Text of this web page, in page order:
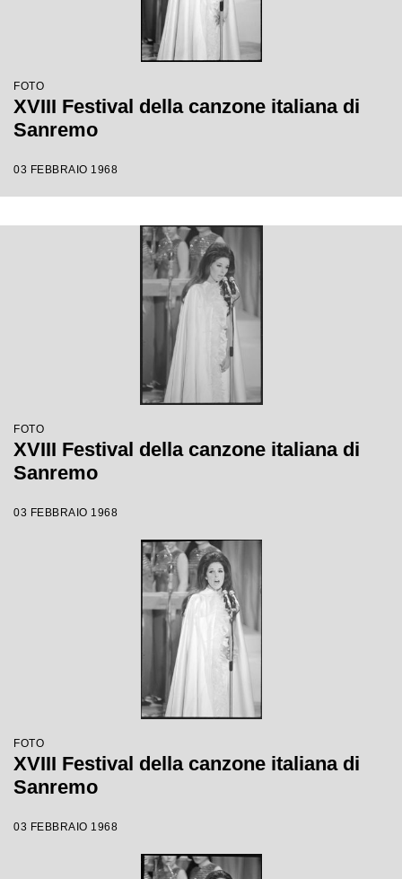
FOTO
XVIII Festival della canzone italiana di
Sanremo
03 FEBBRAIO 1968
FOTO
XVIII Festival della canzone italiana di
Sanremo
03 FEBBRAIO 1968
FOTO
XVIII Festival della canzone italiana di
Sanremo
03 FEBBRAIO 1968